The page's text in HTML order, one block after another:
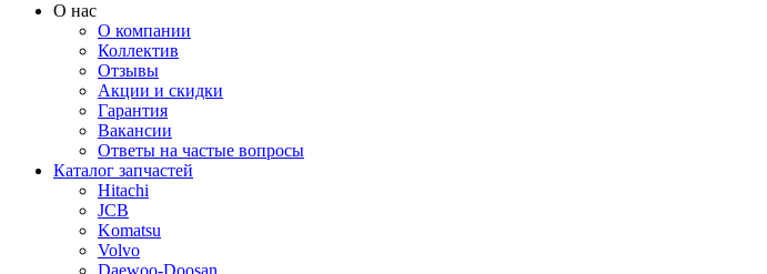
О нас
О компании
Коллектив
Отзывы
Акции и скидки
Гарантия
Вакансии
Ответы на частые вопросы
Каталог запчастей
Hitachi
JCB
Komatsu
Volvo
Daewoo-Doosan